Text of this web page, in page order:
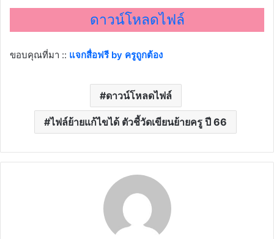
ดาวน์โหลดไฟล์
ขอบคุณที่มา :: แจกสื่อฟรี by ครูถูกต้อง
ดาวน์โหลดไฟล์
ไฟล์ย้ายแก้ไขได้ ตัวชี้วัดเขียนย้ายครู ปี 66